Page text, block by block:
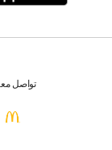
تواصل